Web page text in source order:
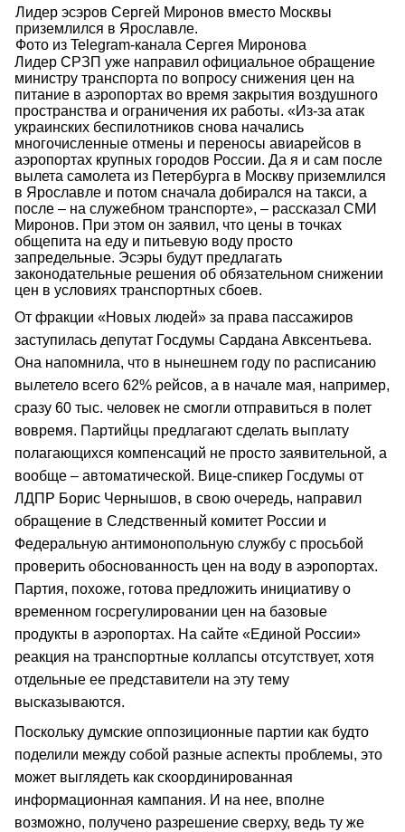
Лидер эсэров Сергей Миронов вместо Москвы
приземлился в Ярославле.
Фото из Telegram-канала Сергея Миронова
Лидер СРЗП уже направил официальное обращение
министру транспорта по вопросу снижения цен на
питание в аэропортах во время закрытия воздушного
пространства и ограничения их работы. «Из-за атак
украинских беспилотников снова начались
многочисленные отмены и переносы авиарейсов в
аэропортах крупных городов России. Да я и сам после
вылета самолета из Петербурга в Москву приземлился
в Ярославле и потом сначала добирался на такси, а
после – на служебном транспорте», – рассказал СМИ
Миронов. При этом он заявил, что цены в точках
общепита на еду и питьевую воду просто
запредельные. Эсэры будут предлагать
законодательные решения об обязательном снижении
цен в условиях транспортных сбоев.
От фракции «Новых людей» за права пассажиров
заступилась депутат Госдумы Сардана Авксентьева.
Она напомнила, что в нынешнем году по расписанию
вылетело всего 62% рейсов, а в начале мая, например,
сразу 60 тыс. человек не смогли отправиться в полет
вовремя. Партийцы предлагают сделать выплату
полагающихся компенсаций не просто заявительной, а
вообще – автоматической. Вице-спикер Госдумы от
ЛДПР Борис Чернышов, в свою очередь, направил
обращение в Следственный комитет России и
Федеральную антимонопольную службу с просьбой
проверить обоснованность цен на воду в аэропортах.
Партия, похоже, готова предложить инициативу о
временном госрегулировании цен на базовые
продукты в аэропортах. На сайте «Единой России»
реакция на транспортные коллапсы отсутствует, хотя
отдельные ее представители на эту тему
высказываются.
Поскольку думские оппозиционные партии как будто
поделили между собой разные аспекты проблемы, это
может выглядеть как скоординированная
информационная кампания. И на нее, вполне
возможно, получено разрешение сверху, ведь ту же